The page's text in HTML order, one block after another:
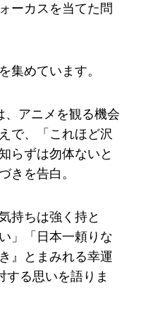
ーカスを当てた問
集めています。
、アニメを観る機会
で、「これほど沢
らずは勿体ないと
きを告白。
持ちは強く持と
」「日本一頼りな
』とまみれる幸運
する思いを語りま